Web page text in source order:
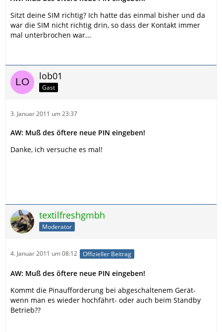
Sitzt deine SIM richtig? Ich hatte das einmal bisher und da
war die SIM nicht richtig drin, so dass der Kontakt immer
mal unterbrochen war...
lob01
Gast
3. Januar 2011 um 23:37
AW: Muß des öftere neue PIN eingeben!
Danke, ich versuche es mal!
textilfreshgmbh
Moderator
4. Januar 2011 um 08:12 Offizieller Beitrag
AW: Muß des öftere neue PIN eingeben!
Kommt die Pinaufforderung bei abgeschaltenem Gerät-
wenn man es wieder hochfährt- oder auch beim Standby
Betrieb??